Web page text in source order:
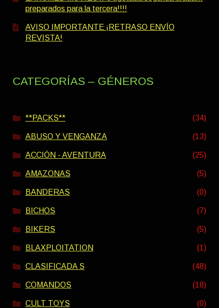
preparados para la tercera!!!!
AVISO IMPORTANTE ¡RETRASO ENVÍO
REVISTA!
CATEGORÍAS – GÉNEROS
**PACKS** (34)
ABUSO Y VENGANZA (13)
ACCIÓN - AVENTURA (25)
AMAZONAS (5)
BANDERAS (0)
BICHOS (7)
BIKERS (5)
BLAXPLOITATION (1)
CLASIFICADA S (48)
COMANDOS (18)
CULT TOYS (0)